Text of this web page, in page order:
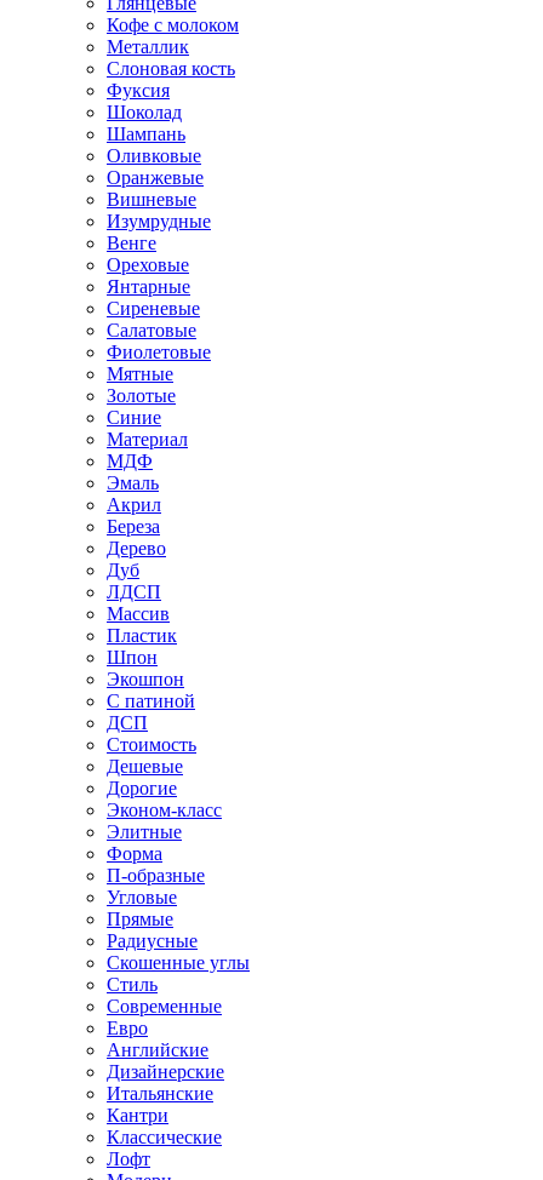
Кофе с молоком
Металлик
Слоновая кость
Фуксия
Шоколад
Шампань
Оливковые
Оранжевые
Вишневые
Изумрудные
Венге
Ореховые
Янтарные
Сиреневые
Салатовые
Фиолетовые
Мятные
Золотые
Синие
Материал
МДФ
Эмаль
Акрил
Береза
Дерево
Дуб
ЛДСП
Массив
Пластик
Шпон
Экошпон
С патиной
ДСП
Стоимость
Дешевые
Дорогие
Эконом-класс
Элитные
Форма
П-образные
Угловые
Прямые
Радиусные
Скошенные углы
Стиль
Современные
Евро
Английские
Дизайнерские
Итальянские
Кантри
Классические
Лофт